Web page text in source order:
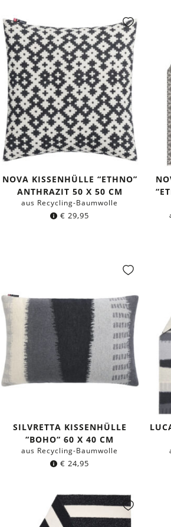
NOVA KISSENHÜLLE “ETHNO”
ANTHRAZIT 50 X 50 CM
aus Recycling-Baumwolle
€ 29,95
SILVRETTA KISSENHÜLLE
“BOHO“ 60 X 40 CM
aus Recycling-Baumwolle
€ 24,95